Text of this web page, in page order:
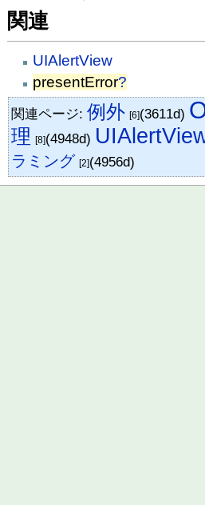
関連
UIAlertView
presentError?
関連ページ:例外 [6](3611d)
理 [8](4948d)
ラミング [2](4956d)